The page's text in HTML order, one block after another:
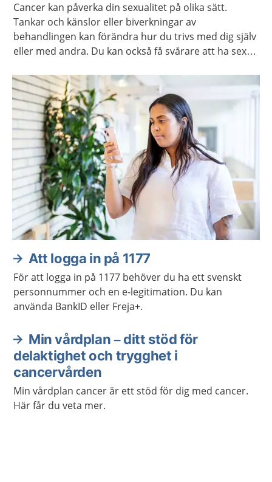
Cancer kan påverka din sexualitet på olika sätt.
Tankar och känslor eller biverkningar av
behandlingen kan förändra hur du trivs med dig själv
eller med andra. Du kan också få svårare att ha sex
lusten och förmågan att ha sex.
Att logga in på 1177
För att logga in på 1177 behöver du ha ett svenskt
personnummer och en e-legitimation. Du kan
använda BankID eller Freja+.
Min vårdplan – ditt stöd för
delaktighet och trygghet i
cancervården
Min vårdplan cancer är ett stöd för dig med cancer.
Här får du veta mer.